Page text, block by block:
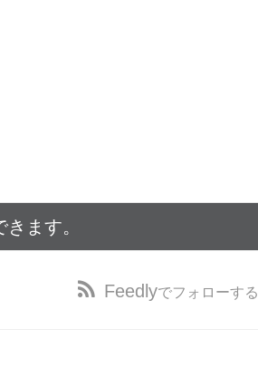
ます。
Feedlyでフォローする